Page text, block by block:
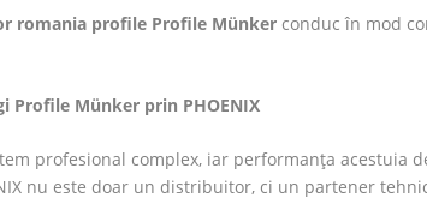
romania profile Profile Münker conduc în mod
Profile Münker prin PHOENIX
profesional complex, iar performanța acestuia
nu este doar un distribuitor, ci un partener